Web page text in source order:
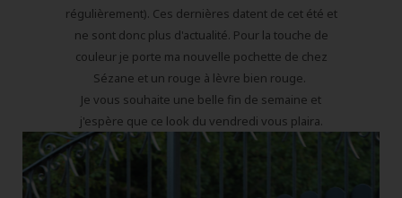
régulièrement). Ces dernières datent de cet été et
ne sont donc plus d'actualité. Pour la touche de
couleur je porte ma nouvelle pochette de chez
Sézane et un rouge à lèvre bien rouge.
Je vous souhaite une belle fin de semaine et
j'espère que ce look du vendredi vous plaira.